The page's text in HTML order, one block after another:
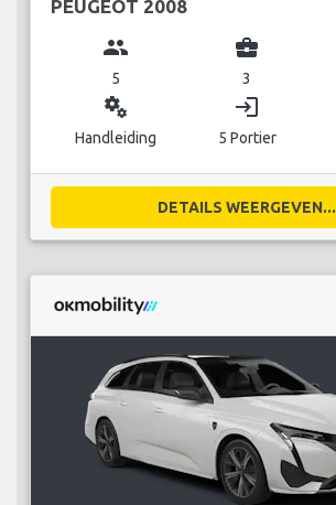
PEUGEOT 2008
group
5
business_center
3
miscellaneous_services
Handleiding
login
5 Portier
DETAILS WEERGEVEN...